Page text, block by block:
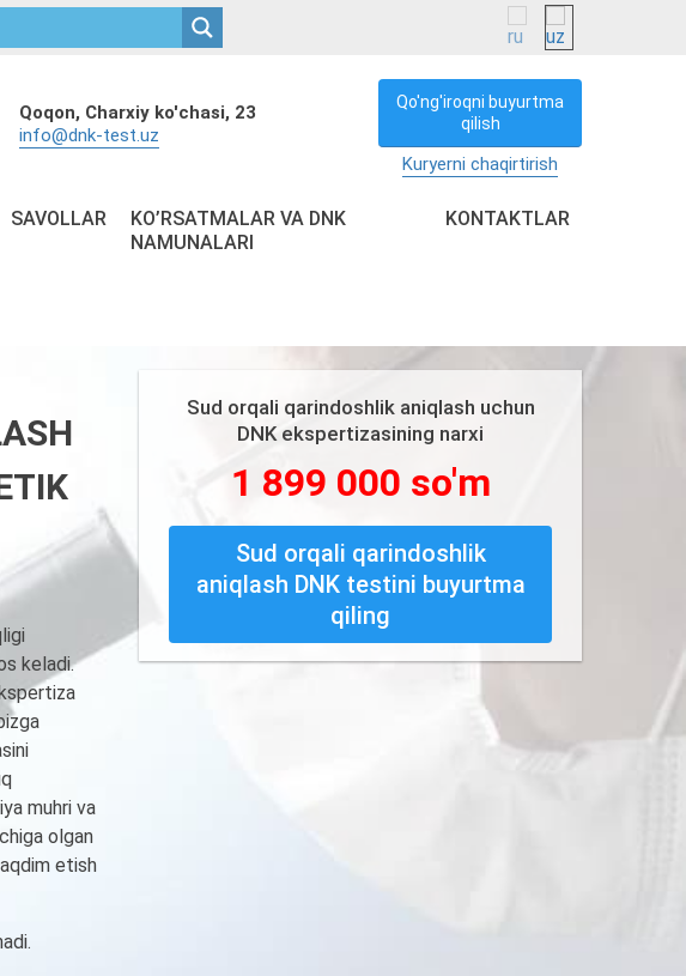
Qoqon, Charxiy ko'chasi, 23
info@dnk-test.uz
Qo'ng'iroqni buyurtma
qilish
Kuryerni chaqirtirish
SAVOLLAR
KO’RSATMALAR VA DNK
NAMUNALARI
KONTAKTLAR
keladi.
muhri va
olgan
etish
Sud orqali qarindoshlik aniqlash uchun
DNK ekspertizasining narxi
1 899 000 so'm
Sud orqali qarindoshlik
aniqlash DNK testini buyurtma
qiling